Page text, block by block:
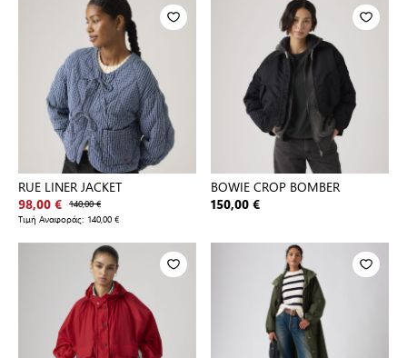
RUE LINER JACKET
98,00 € 140,00 €
Τιμή Αναφοράς: 140,00 €
BOWIE CROP BOMBER
150,00 €